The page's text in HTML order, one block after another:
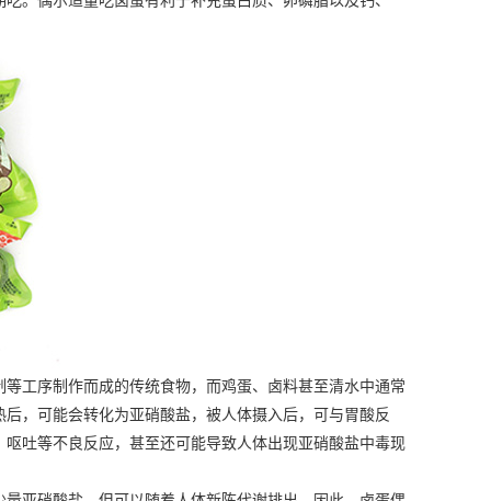
序制作而成的传统食物，而鸡蛋、卤料甚至清水中通常
，可能会转化为亚硝酸盐，被人体摄入后，可与胃酸反
吐等不良反应，甚至还可能导致人体出现亚硝酸盐中毒现